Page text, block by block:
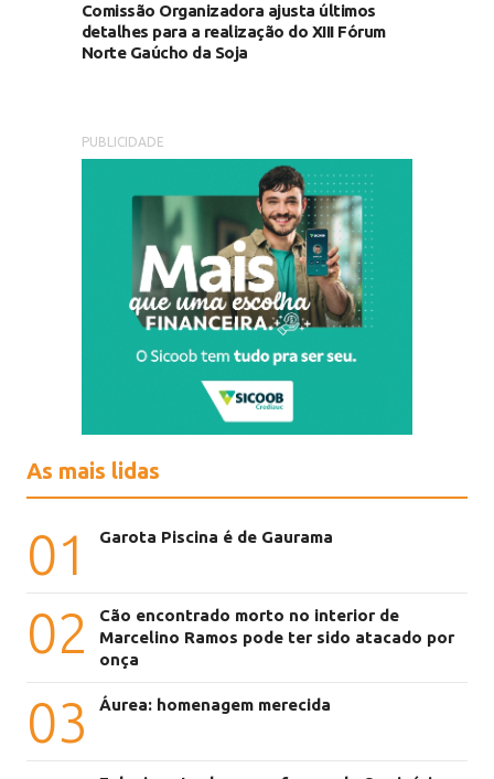
Comissão Organizadora ajusta últimos
detalhes para a realização do XIII Fórum
Norte Gaúcho da Soja
PUBLICIDADE
As mais lidas
01 Garota Piscina é de Gaurama
02
Cão encontrado morto no interior de
Marcelino Ramos pode ter sido atacado por
onça
03 Áurea: homenagem merecida